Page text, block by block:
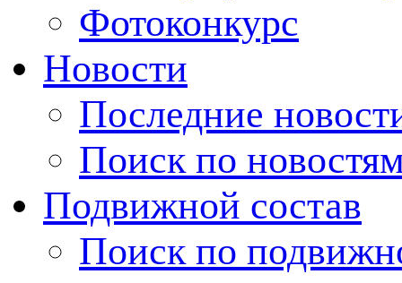
Фотоконкурс
Новости
Последние
Поиск по
Подвижной состав
Поиск по